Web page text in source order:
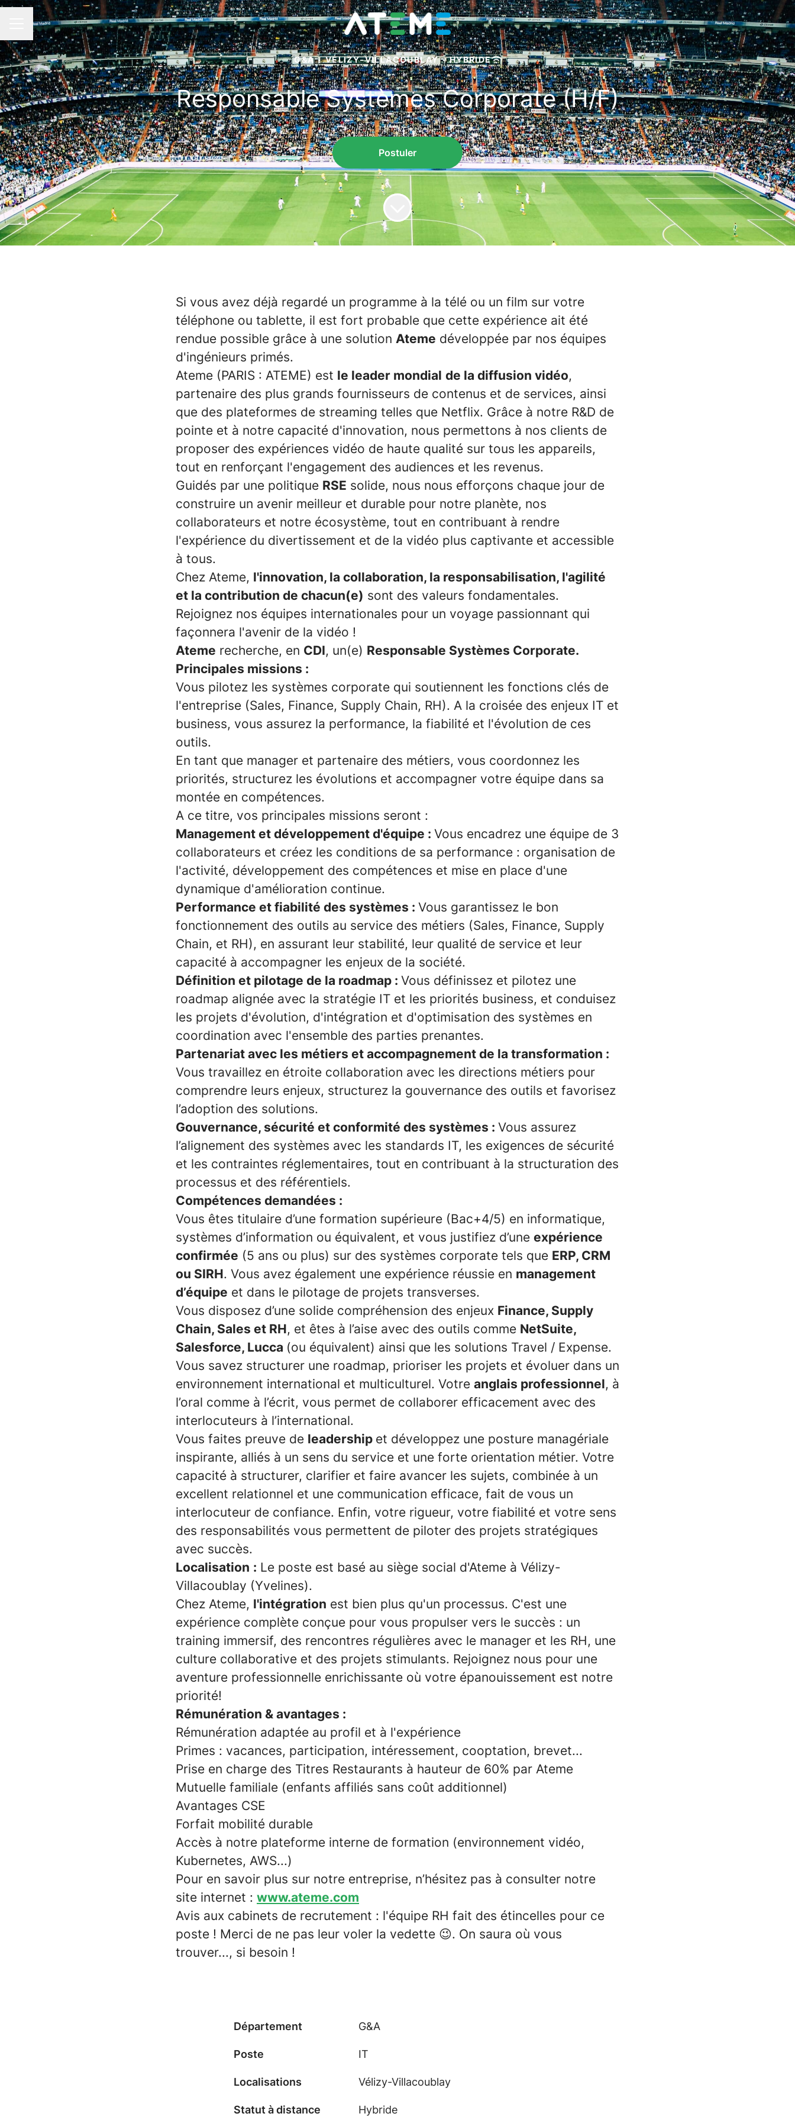
Menu carrière
G&A · VÉLIZY-VILLACOUBLAY · HYBRIDE
Responsable Systèmes Corporate (H/F)
Postuler
Si vous avez déjà regardé un programme à la télé ou un film sur votre
téléphone ou tablette, il est fort probable que cette expérience ait été
rendue possible grâce à une solution Ateme développée par nos équipes
d'ingénieurs primés.
Ateme (PARIS : ATEME) est le leader mondial de la diffusion vidéo,
partenaire des plus grands fournisseurs de contenus et de services, ainsi
que des plateformes de streaming telles que Netflix. Grâce à notre R&D de
pointe et à notre capacité d'innovation, nous permettons à nos clients de
proposer des expériences vidéo de haute qualité sur tous les appareils,
tout en renforçant l'engagement des audiences et les revenus.
Guidés par une politique RSE solide, nous nous efforçons chaque jour de
construire un avenir meilleur et durable pour notre planète, nos
collaborateurs et notre écosystème, tout en contribuant à rendre
l'expérience du divertissement et de la vidéo plus captivante et accessible
à tous.
Chez Ateme, l'innovation, la collaboration, la responsabilisation, l'agilité
et la contribution de chacun(e) sont des valeurs fondamentales.
Rejoignez nos équipes internationales pour un voyage passionnant qui
façonnera l'avenir de la vidéo !
Ateme recherche, en CDI, un(e) Responsable Systèmes Corporate.
Principales missions :
Vous pilotez les systèmes corporate qui soutiennent les fonctions clés de
l'entreprise (Sales, Finance, Supply Chain, RH). A la croisée des enjeux IT et
business, vous assurez la performance, la fiabilité et l'évolution de ces
outils.
En tant que manager et partenaire des métiers, vous coordonnez les
priorités, structurez les évolutions et accompagner votre équipe dans sa
montée en compétences.
A ce titre, vos principales missions seront :
Management et développement d'équipe : Vous encadrez une équipe de 3
collaborateurs et créez les conditions de sa performance : organisation de
l'activité, développement des compétences et mise en place d'une
dynamique d'amélioration continue.
Performance et fiabilité des systèmes : Vous garantissez le bon
fonctionnement des outils au service des métiers (Sales, Finance, Supply
Chain, et RH), en assurant leur stabilité, leur qualité de service et leur
capacité à accompagner les enjeux de la société.
Définition et pilotage de la roadmap : Vous définissez et pilotez une
roadmap alignée avec la stratégie IT et les priorités business, et conduisez
les projets d'évolution, d'intégration et d'optimisation des systèmes en
coordination avec l'ensemble des parties prenantes.
Partenariat avec les métiers et accompagnement de la transformation :
Vous travaillez en étroite collaboration avec les directions métiers pour
comprendre leurs enjeux, structurez la gouvernance des outils et favorisez
l’adoption des solutions.
Gouvernance, sécurité et conformité des systèmes : Vous assurez
l’alignement des systèmes avec les standards IT, les exigences de sécurité
et les contraintes réglementaires, tout en contribuant à la structuration des
processus et des référentiels.
Compétences demandées :
Vous êtes titulaire d’une formation supérieure (Bac+4/5) en informatique,
systèmes d’information ou équivalent, et vous justifiez d’une expérience
confirmée (5 ans ou plus) sur des systèmes corporate tels que ERP, CRM
ou SIRH. Vous avez également une expérience réussie en management
d’équipe et dans le pilotage de projets transverses.
Vous disposez d’une solide compréhension des enjeux Finance, Supply
Chain, Sales et RH, et êtes à l’aise avec des outils comme NetSuite,
Salesforce, Lucca (ou équivalent) ainsi que les solutions Travel / Expense.
Vous savez structurer une roadmap, prioriser les projets et évoluer dans un
environnement international et multiculturel. Votre anglais professionnel, à
l’oral comme à l’écrit, vous permet de collaborer efficacement avec des
interlocuteurs à l’international.
Vous faites preuve de leadership et développez une posture managériale
inspirante, alliés à un sens du service et une forte orientation métier. Votre
capacité à structurer, clarifier et faire avancer les sujets, combinée à un
excellent relationnel et une communication efficace, fait de vous un
interlocuteur de confiance. Enfin, votre rigueur, votre fiabilité et votre sens
des responsabilités vous permettent de piloter des projets stratégiques
avec succès.
Localisation : Le poste est basé au siège social d'Ateme à Vélizy-
Villacoublay (Yvelines).
Chez Ateme, l'intégration est bien plus qu'un processus. C'est une
expérience complète conçue pour vous propulser vers le succès : un
training immersif, des rencontres régulières avec le manager et les RH, une
culture collaborative et des projets stimulants. Rejoignez nous pour une
aventure professionnelle enrichissante où votre épanouissement est notre
priorité!
Rémunération & avantages :
Rémunération adaptée au profil et à l'expérience
Primes : vacances, participation, intéressement, cooptation, brevet...
Prise en charge des Titres Restaurants à hauteur de 60% par Ateme
Mutuelle familiale (enfants affiliés sans coût additionnel)
Avantages CSE
Forfait mobilité durable
Accès à notre plateforme interne de formation (environnement vidéo,
Kubernetes, AWS...)
Pour en savoir plus sur notre entreprise, n’hésitez pas à consulter notre
site internet : www.ateme.com
Avis aux cabinets de recrutement : l'équipe RH fait des étincelles pour ce
poste ! Merci de ne pas leur voler la vedette 😉. On saura où vous
trouver..., si besoin !
Département G&A
Poste IT
Localisations Vélizy-Villacoublay
Statut à distance Hybride